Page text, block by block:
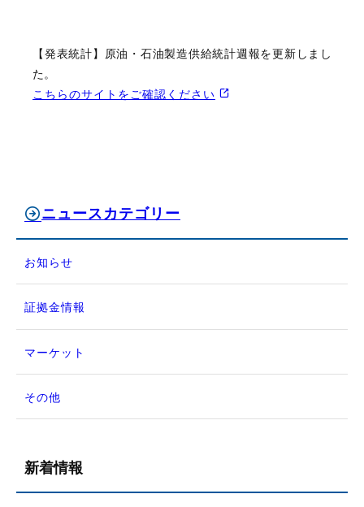
【発表統計】原油・石油製造供給統計週報を更新しまし
た。
こちらのサイトをご確認ください
ニュースカテゴリー
お知らせ
証拠金情報
マーケット
その他
新着情報